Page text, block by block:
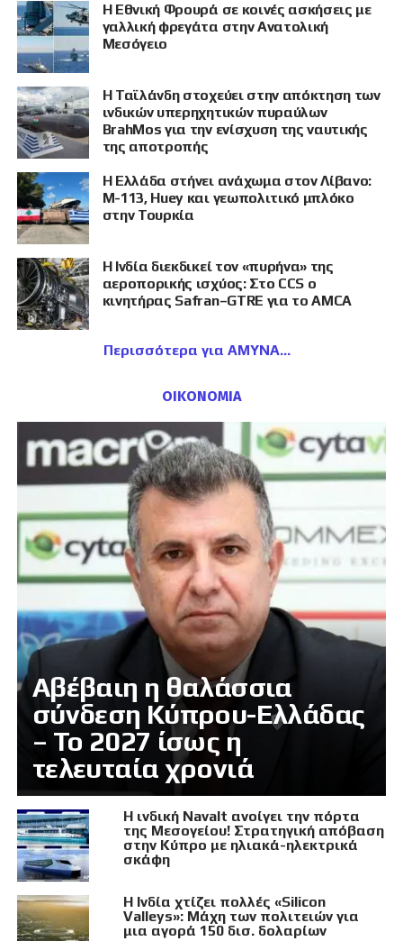
Η Εθνική Φρουρά σε κοινές ασκήσεις με
γαλλική φρεγάτα στην Ανατολική
Μεσόγειο
Η Ταϊλάνδη στοχεύει στην απόκτηση των
ινδικών υπερηχητικών πυραύλων
BrahMos για την ενίσχυση της ναυτικής
της αποτροπής
Η Ελλάδα στήνει ανάχωμα στον Λίβανο:
M-113, Huey και γεωπολιτικό μπλόκο
στην Τουρκία
Η Ινδία διεκδικεί τον «πυρήνα» της
αεροπορικής ισχύος: Στο CCS ο
κινητήρας Safran–GTRE για το AMCA
Περισσότερα για ΑΜΥΝΑ
ΟΙΚΟΝΟΜΙΑ
Αβέβαιη η θαλάσσια
σύνδεση Κύπρου-Ελλάδας
– Το 2027 ίσως η
τελευταία χρονιά
Η ινδική Navalt ανοίγει την πόρτα
της Μεσογείου! Στρατηγική απόβαση
στην Κύπρο με ηλιακά-ηλεκτρικά
σκάφη
Η Ινδία χτίζει πολλές «Silicon
Valleys»: Μάχη των πολιτειών για
μια αγορά 150 δισ. δολαρίων